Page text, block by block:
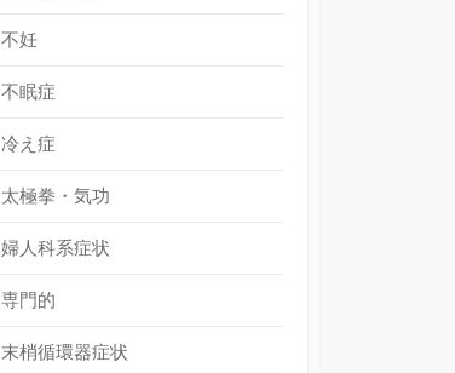
不妊
不眠症
冷え症
太極拳・気功
婦人科系症状
専門的
末梢循環器症状